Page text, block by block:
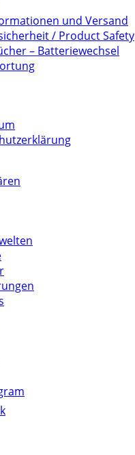
und Versand
/ Product Safety
– Batteriewechsel